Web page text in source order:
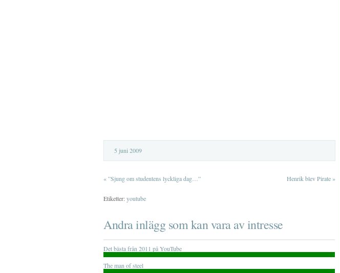
5 juni 2009
«”Sjung om studentens lyckliga dag…” Henrik blev Pirate»
Etiketter:youtube
Andra inlägg som kan vara av intresse
Det bästa från 2011 på YouTube
The man of steel